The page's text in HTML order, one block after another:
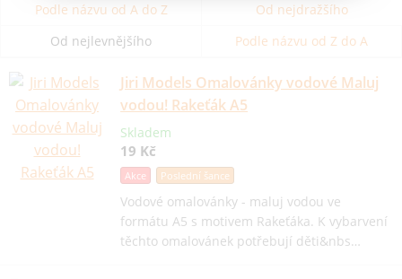
Podle názvu od A do Z
Od nejdražšího
Od nejlevnějšího
Podle názvu od Z do A
Jiri Models Omalovánky vodové Maluj
vodou! Rakeťák A5
Skladem
19 Kč
Akce Poslední šance
Vodové omalovánky - maluj vodou ve
formátu A5 s motivem Rakeťáka. K vybarvení
těchto omalovánek potřebují děti&nbs…